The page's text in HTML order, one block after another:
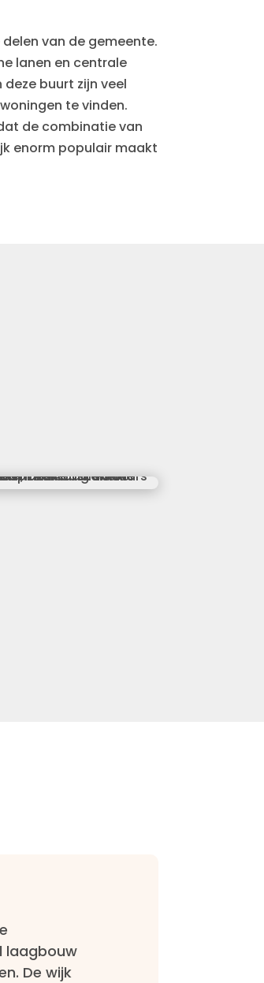
van de gemeente.
lanen en centrale
buurt zijn veel
te vinden.
de combinatie van
enorm populair maakt
laagbouw
De wijk